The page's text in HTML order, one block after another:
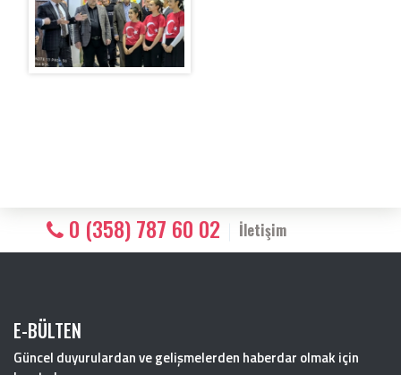
0 (358) 787 60 02 İletişim
E-BÜLTEN
Güncel duyurulardan ve gelişmelerden haberdar olmak için